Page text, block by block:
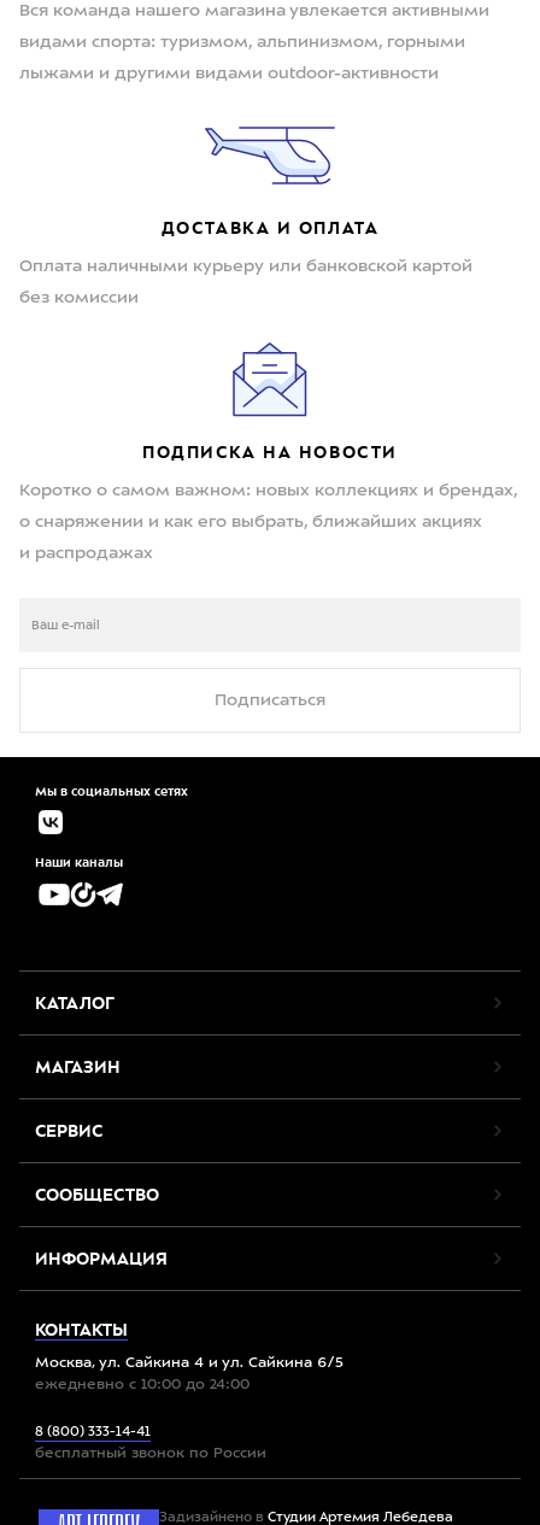
Вся команда нашего магазина увлекается активными
видами спорта: туризмом, альпинизмом, горными
лыжами и другими видами outdoor-активности
ДОСТАВКА И ОПЛАТА
Оплата наличными курьеру или банковской картой
без комиссии
ПОДПИСКА НА НОВОСТИ
Коротко о самом важном: новых коллекциях и брендах,
о снаряжении и как его выбрать, ближайших акциях
и распродажах
Подписаться
Мы в социальных сетях
Наши каналы
КАТАЛОГ
МАГАЗИН
СЕРВИС
СООБЩЕСТВО
ИНФОРМАЦИЯ
КОНТАКТЫ
Москва, ул. Сайкина 4 и ул. Сайкина 6/5
ежедневно с 10:00 до 24:00
8 (800) 333-14-41
бесплатный звонок по России
Задизайнено в Студии Артемия Лебедева